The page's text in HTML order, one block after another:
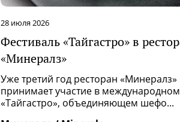
28 июля 2026
Фестиваль «Тайгастро» в
«Минералз»
Уже третий год ресторан
принимает участие в
«Тайгастро», объединяющем шефо...